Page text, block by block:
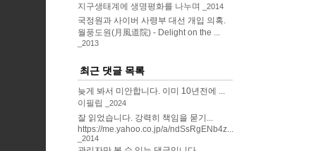
지구생태계에 생명평화를 나누며
2014
국정원과 사이버 사령부 대선 개입 의혹.
월풍도원(月風道院) - Delight on the ...
2013
최근 댓글 목록
늦게 봐서 미안합니다. 이미 10년전에 ...
이필립
2024
잘 읽었습니다. 강력히 책임을 묻기...
https://me.yahoo.co.jp/a/ndSsRgENb4z...
2014